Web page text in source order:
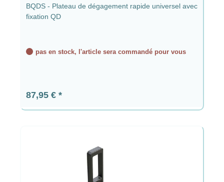
BQDS - Plateau de dégagement rapide universel avec
fixation QD
pas en stock, l'article sera commandé pour vous
Prix régulier :
87,95 €